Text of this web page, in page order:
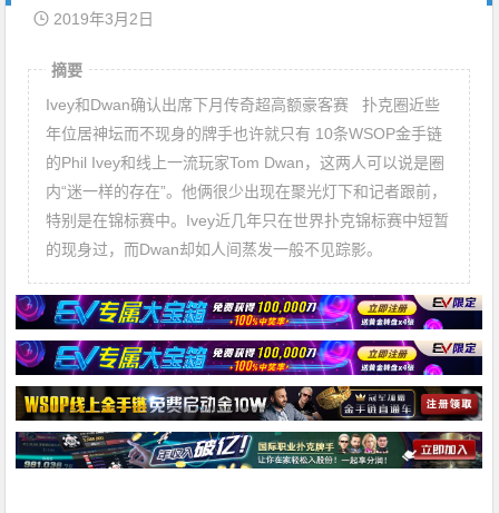
2019年3月2日
摘要
Ivey和Dwan确认出席下月传奇超高额豪客赛 扑克圈近些
年位居神坛而不现身的牌手也许就只有 10条WSOP金手链
的Phil Ivey和线上一流玩家Tom Dwan，这两人可以说是圈
内“迷一样的存在”。他俩很少出现在聚光灯下和记者跟前，
特别是在锦标赛中。Ivey近几年只在世界扑克锦标赛中短暂
的现身过，而Dwan却如人间蒸发一般不见踪影。